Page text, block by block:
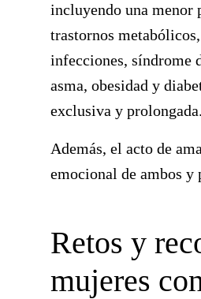
incluyendo una menor
trastornos
infecciones, síndrome
asma, obesidad y
exclusiva y prolongada.
Además, el acto de
emocional de ambos
Retos y
mujeres